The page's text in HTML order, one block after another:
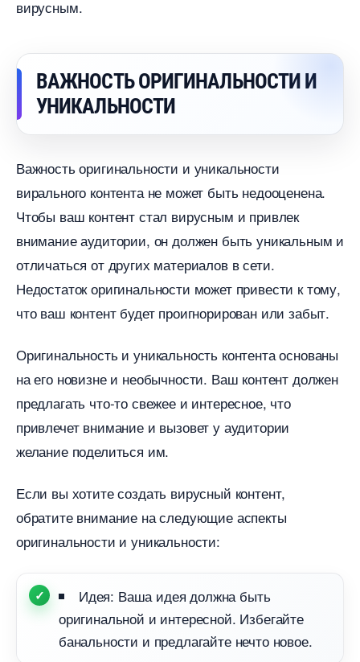
ирусным.
АЖНОСТЬ ОРИГИНАЛЬНОСТИ И
УНИКАЛЬНОСТИ
ажность оригинальности и уникальности
ирального контента не может быть недооценена.
Чтобы ваш контент стал вирусным и привлек
нимание аудитории, он должен быть уникальным и
отличаться от других материалов в сети.
Недостаток оригинальности может привести к тому,
что ваш контент будет проигнорирован или забыт.
Оригинальность и уникальность контента основаны
на его новизне и необычности. Ваш контент должен
предлагать что-то свежее и интересное, что
привлечет внимание и вызовет у аудитории
желание поделиться им.
Если вы хотите создать вирусный контент,
обратите внимание на следующие аспекты
оригинальности и уникальности:
Идея: Ваша идея должна быть
оригинальной и интересной. Избегайте
анальности и предлагайте нечто новое.